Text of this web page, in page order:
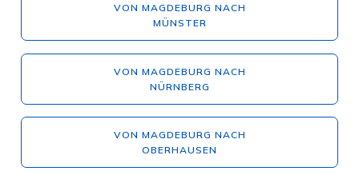
VON MAGDEBURG NACH
MÜNSTER
VON MAGDEBURG NACH
NÜRNBERG
VON MAGDEBURG NACH
OBERHAUSEN